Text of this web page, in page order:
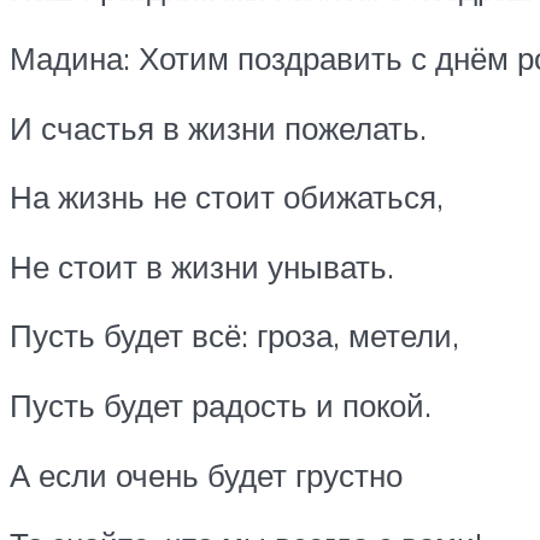
Мадина: Хотим поздравить с днём
И счастья в жизни пожелать.
На жизнь не стоит обижаться,
Не стоит в жизни унывать.
Пусть будет всё: гроза, метели,
Пусть будет радость и покой.
А если очень будет грустно